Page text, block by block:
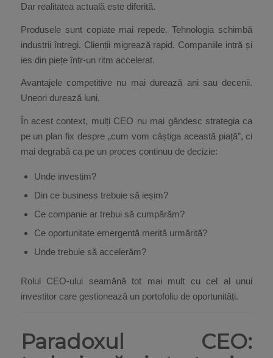
Dar realitatea actuală este diferită.
Produsele sunt copiate mai repede. Tehnologia schimbă
industrii întregi. Clienții migrează rapid. Companiile intră și
ies din piețe într-un ritm accelerat.
Avantajele competitive nu mai durează ani sau decenii.
Uneori durează luni.
În acest context, mulți CEO nu mai gândesc strategia ca
pe un plan fix despre „cum vom câștiga această piață”, ci
mai degrabă ca pe un proces continuu de decizie:
Unde investim?
Din ce business trebuie să ieșim?
Ce companie ar trebui să cumpărăm?
Ce oportunitate emergentă merită urmărită?
Unde trebuie să accelerăm?
Rolul CEO-ului seamănă tot mai mult cu cel al unui
investitor care gestionează un portofoliu de oportunități.
Paradoxul CEO: